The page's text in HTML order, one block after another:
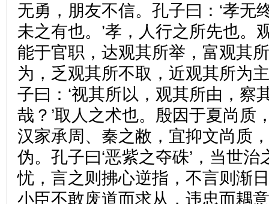
无勇，朋友不信。孔子曰：‘孝无
未之有也。’孝，人行之所先也。
能于官职，达观其所举，富观其
为，乏观其所不取，近观其所为
子曰：‘视其所以，观其所由，察
哉？’取人之术也。殷因于夏尚质
汉家承周、秦之敝，宜抑文尚质
伪。孔子曰‘恶紫之夺硃’，当世
忧，言之则拂心逆指，不言则渐
小臣不敢废道而求从，违忠而耦